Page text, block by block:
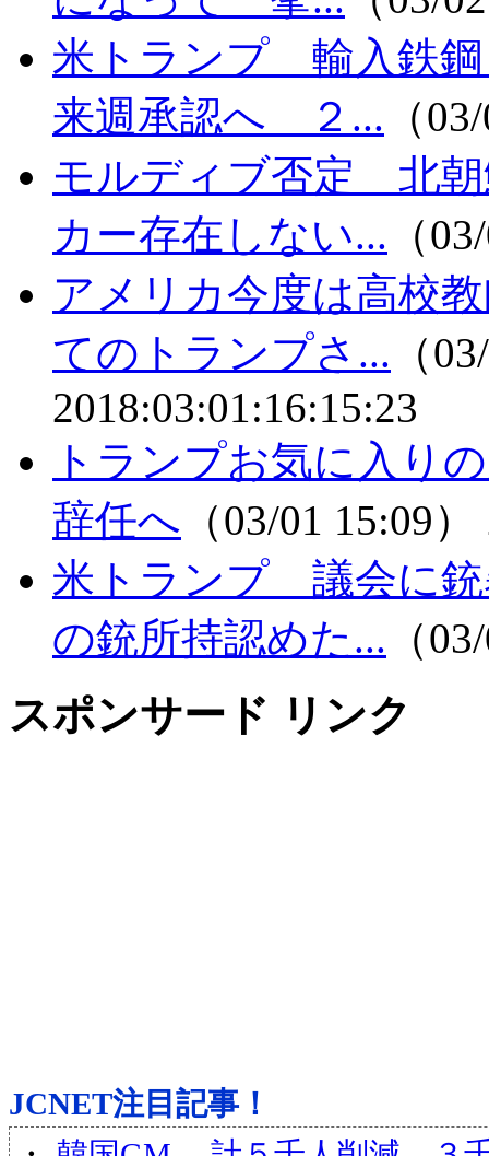
米トランプ 輸入鉄鋼
来週承認へ ２... （
モルディブ否定 北朝
カー存在しない... （
アメリカ今度は高校
てのトランプさ... （
2018:03:01:16:15:23
トランプお気に入り
辞任へ （03/01 15:09）
米トランプ 議会に
の銃所持認めた... （
スポンサード リンク
JCNET注目記事！